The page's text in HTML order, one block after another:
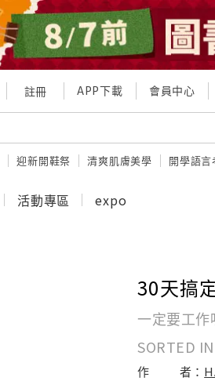
註冊 APP下載 會員中心
迎新開鞋祭 清爽肌膚美學 開學語
活動專區 expo
30天搞
一定要工作
SORTED
作 者：